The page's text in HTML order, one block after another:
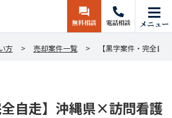
無料相談 電話相談 メニュー
方 売却案件一覧 【黒字案件・完全自
全自走】沖縄県×訪問看護